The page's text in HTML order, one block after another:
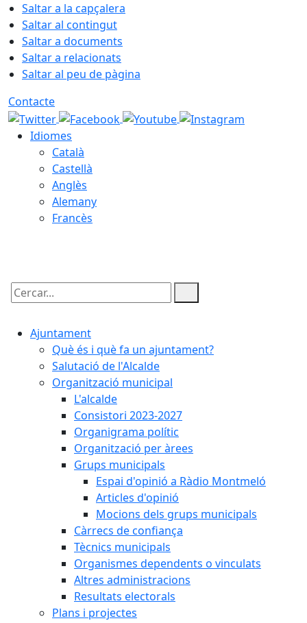
Saltar a la capçalera
Saltar al contingut
Saltar a documents
Saltar a relacionats
Saltar al peu de pàgina
Contacte
Idiomes
Català
Castellà
Anglès
Alemany
Francès
Cercar:
Ajuntament
Què és i què fa un ajuntament?
Salutació de l'Alcalde
Organització municipal
L'alcalde
Consistori 2023-2027
Organigrama polític
Organització per àrees
Grups municipals
Espai d'opinió a Ràdio Montmeló
Articles d'opinió
Mocions dels grups municipals
Càrrecs de confiança
Tècnics municipals
Organismes dependents o vinculats
Altres administracions
Resultats electorals
Plans i projectes